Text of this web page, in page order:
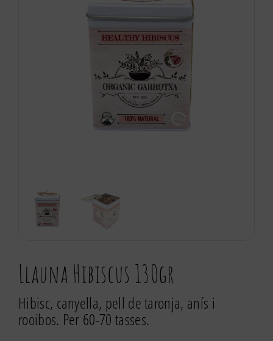
Llauna Hibiscus 130gr
Hibisc, canyella, pell de taronja, anís i
rooibos. Per 60-70 tasses.